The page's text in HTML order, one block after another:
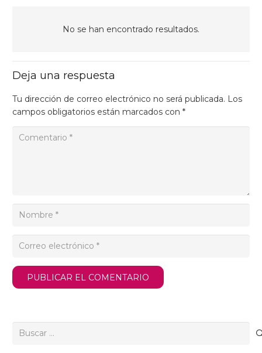
No se han encontrado resultados.
Deja una respuesta
Tu dirección de correo electrónico no será publicada. Los
campos obligatorios están marcados con *
PUBLICAR EL COMENTARIO
Buscar: